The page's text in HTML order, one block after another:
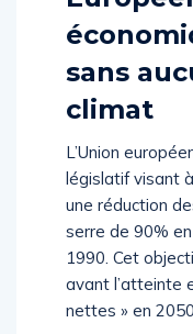
sans
L’Union
législatif visant
une réduction
serre de 90%
1990. Cet
avant l’atteinte